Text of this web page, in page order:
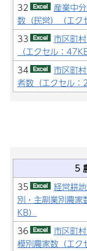
32
産業中
数（民営）（エク
33
市区町
（エクセル：47KB
34
市区町
者数（エクセル：
5
35
経営耕
別・主副業別農
KB）
36
市区町
模別農家数（エク